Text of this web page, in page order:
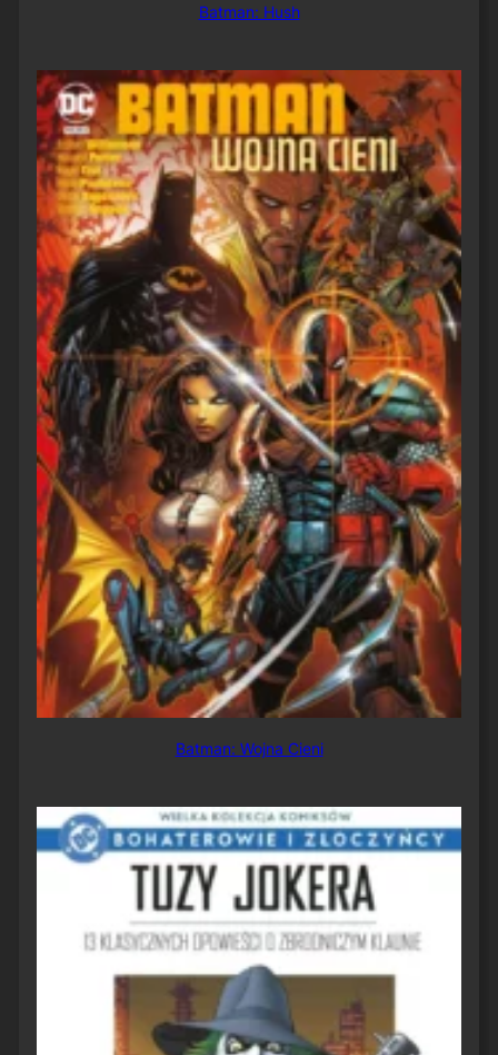
Batman: Hush
Batman: Wojna Cieni